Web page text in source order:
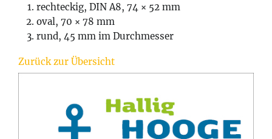
rechteckig, DIN A8, 74 × 52 mm
oval, 70 × 78 mm
rund, 45 mm im Durchmesser
Zurück zur Übersicht